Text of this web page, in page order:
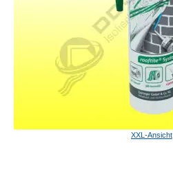
XXL-Ansicht